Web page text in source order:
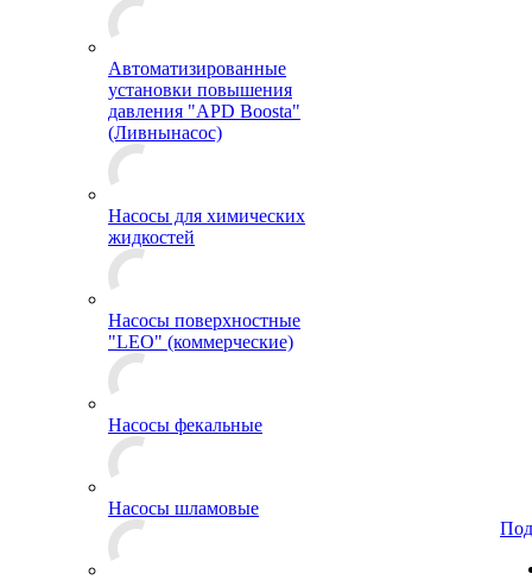
Автоматизированные
установки повышения
давления "APD Boosta"
(Ливнынасос)
Насосы для химических
жидкостей
Насосы поверхностные
"LEO" (коммерческие)
Насосы фекальные
Насосы шламовые